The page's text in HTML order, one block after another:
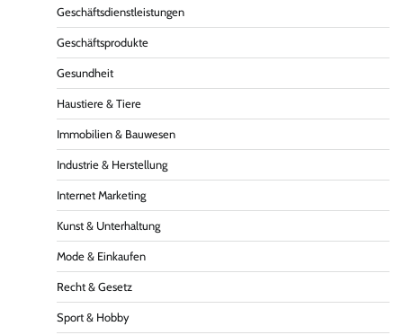
Geschäftsdienstleistungen
Geschäftsprodukte
Gesundheit
Haustiere & Tiere
Immobilien & Bauwesen
Industrie & Herstellung
Internet Marketing
Kunst & Unterhaltung
Mode & Einkaufen
Recht & Gesetz
Sport & Hobby